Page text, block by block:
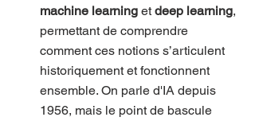
machine learning et deep learning,
permettant de comprendre
comment ces notions s’articulent
historiquement et fonctionnent
ensemble. On parle d'IA depuis
1956, mais le point de bascule